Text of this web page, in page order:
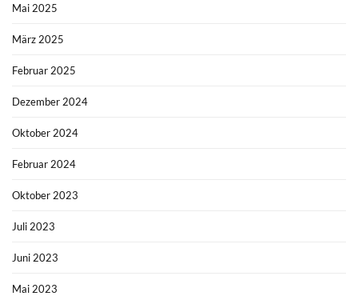
Mai 2025
März 2025
Februar 2025
Dezember 2024
Oktober 2024
Februar 2024
Oktober 2023
Juli 2023
Juni 2023
Mai 2023